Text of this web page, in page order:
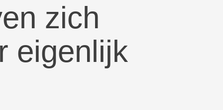
zich
eigenlijk